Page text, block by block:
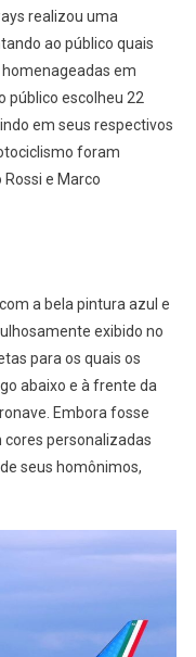
realizou uma
ao público quais
em
público escolheu 22
em seus respectivos
foram
e Marco
a bela pintura azul e
exibido no
para os quais os
abaixo e à frente da
Embora fosse
personalizadas
seus homônimos,